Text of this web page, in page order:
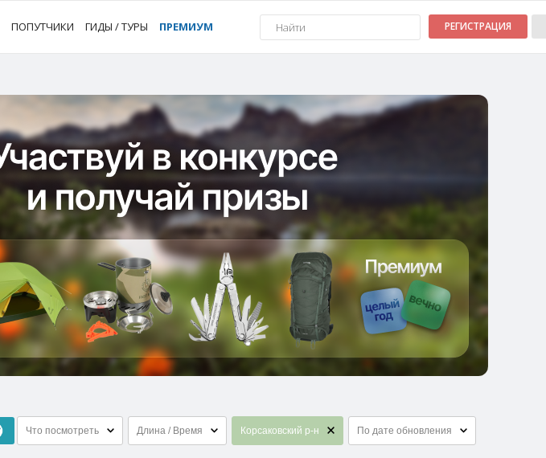
ПОПУТЧИКИ ГИДЫ / ТУРЫ ПРЕМИУМ РЕГИСТРАЦИЯ
Что посмотреть Длина / Время Корсаковский р-н По дате обновления